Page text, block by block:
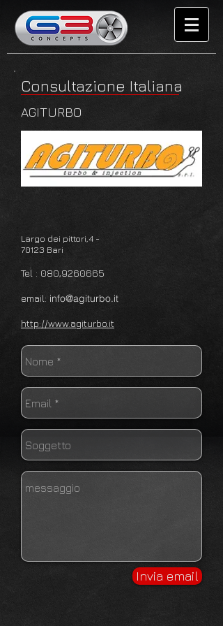
Consultazione Italiana
AGITURBO
Largo dei pittori,4 -
70123 Bari
Tel : 080,9260665
email: info@agiturbo.it
http://www.agiturbo.it
Invia email